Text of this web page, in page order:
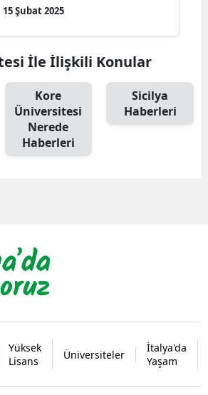
15 Şubat 2025
İle İlişkili Konular
Kore
Üniversitesi
Nerede
Haberleri
Sicilya
Haberleri
Yüksek
Lisans
Üniversiteler
İtalya'da
Yaşam